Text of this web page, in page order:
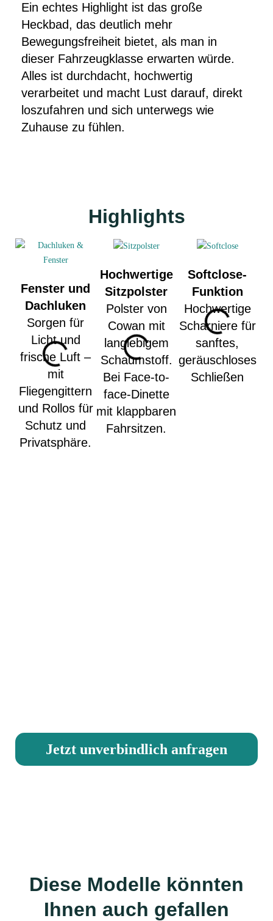
Ein echtes Highlight ist das große
Heckbad, das deutlich mehr
Bewegungsfreiheit bietet, als man in
dieser Fahrzeugklasse erwarten würde.
Alles ist durchdacht, hochwertig
verarbeitet und macht Lust darauf, direkt
loszufahren und sich unterwegs wie
Zuhause zu fühlen.
Highlights
Fenster und
Dachluken
Sorgen für
Licht und
frische Luft –
mit
Fliegengittern
und Rollos für
Schutz und
Privatsphäre.
Hochwertige
Sitzpolster
Polster von
Cowan mit
langlebigem
Schaumstoff.
Bei Face-to-
face-Dinette
mit klappbaren
Fahrsitzen.
Softclose-
Funktion
Hochwertige
Scharniere für
sanftes,
geräuschloses
Schließen
Jetzt unverbindlich anfragen
Diese Modelle könnten
Ihnen auch gefallen